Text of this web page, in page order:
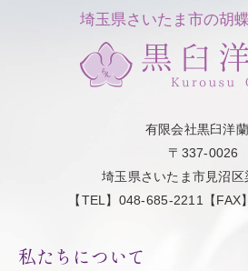
埼玉県さいたま市の胡
有限会社黒臼洋
〒337-0026
埼玉県さいたま市見沼
【TEL】048-685-2211【FAX
私たちについて